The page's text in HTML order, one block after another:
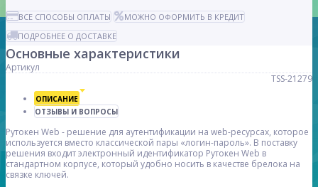
ВСЕ СПОСОБЫ ОПЛАТЫ
МОЖНО ОФОРМИТЬ В КРЕДИТ
ПОДРОБНЕЕ О ДОСТАВКЕ
Основные характеристики
Артикул
TSS-21279
ОПИСАНИЕ
ОТЗЫВЫ И ВОПРОСЫ
Рутокен Web - решение для аутентификации на web-ресурсах, которое
используется вместо классической пары «логин-пароль». В поставку
решения входит электронный идентификатор Рутокен Web в
стандартном корпусе, который удобно носить в качестве брелока на
связке ключей.